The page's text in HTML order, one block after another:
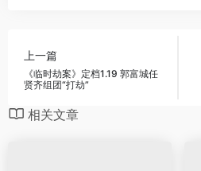
上一篇
《临时劫案》定档1.19 郭富城任
贤齐组团“打劫”
相关文章